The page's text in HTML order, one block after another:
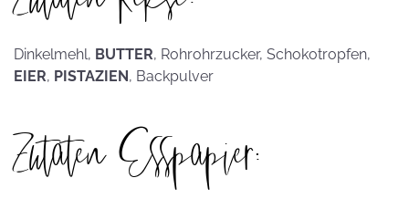
Dinkelmehl, BUTTER, Rohrohrzucker, Schokotropfen,
EIER, PISTAZIEN, Backpulver
Zutaten Esspapier: